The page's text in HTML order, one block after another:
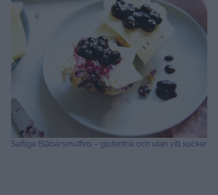
Saftiga Blåbärsmuffins – glutenfria och utan vitt socker